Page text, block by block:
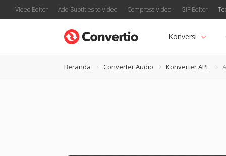
Video Editor Add Subtitles to Video Compress Video GIF Editor
Konversi
Beranda Converter Audio Konverter APE